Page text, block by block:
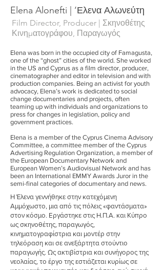
Elena Alonefti | ‘Ελενα Αλωνεύτη
Film Director, Producer | Σκηνοθέτης
Κινηματογράφου, Παραγωγός
Elena was born in the occupied city of Famagusta,
one of the “ghost” cities of the world. She worked
in the US and Cyprus as a film director, producer,
cinematographer and editor in television and with
production companies. Being an activist for youth
advocacy, Elena’s work is dedicated to social
change documentaries and projects, often
teaming up with individuals and organizations to
press for changes in legislation, policy and
government practices.
Elena is a member of the Cyprus Cinema Advisory
Committee, a committee member of the Cyprus
Advertising Regulation Organization, a member of
the European Documentary Network and
European Women’s Audiovisual Network and has
been an International EMMY Awards Juror in the
semi-final categories of documentary and news.
Η Έλενα γεννήθηκε στην κατεχόμενη
Αμμόχωστο, μια από τις πόλεις «φαντάσματα»
στον κόσμο. Εργάστηκε στις Η.Π.Α. και Κύπρο
ως σκηνοθέτης, παραγωγός,
κινηματογραφίστρια και μοντέρ στην
τηλεόραση και σε ανεξάρτητα στούντιο
παραγωγής. Ως ακτιβίστρια και συνήγορος της
νεολαίας, το έργο της εστιάζεται κυρίως σε